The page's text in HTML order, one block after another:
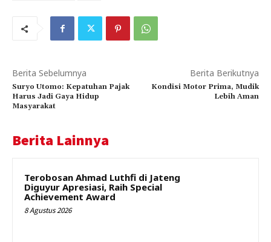
Berita Sebelumnya
Suryo Utomo: Kepatuhan Pajak
Harus Jadi Gaya Hidup
Masyarakat
Berita Berikutnya
Kondisi Motor Prima, Mudik
Lebih Aman
Berita Lainnya
Terobosan Ahmad Luthfi di Jateng
Diguyur Apresiasi, Raih Special
Achievement Award
8 Agustus 2026